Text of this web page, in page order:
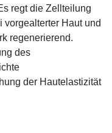
regt die Zellteilung
vorgealterter Haut und
regenerierend.
des
der Hautelastizität